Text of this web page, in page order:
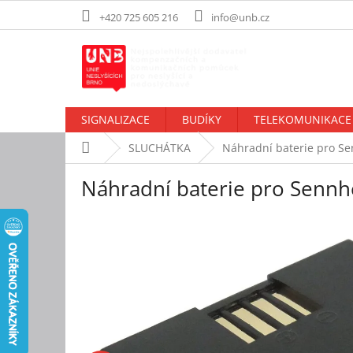
+420 725 605 216 info@unb.cz
SIGNALIZACE BUDÍKY
TELEKOMUNIKACE
Domů SLUCHÁTKA Náhradní baterie pro
Náhradní baterie pro